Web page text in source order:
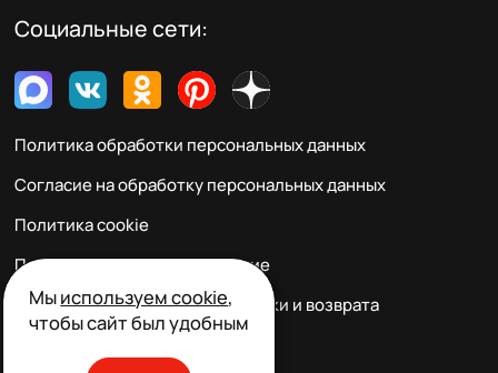
Социальные сети:
Политика обработки персональных данных
Согласие на обработку персональных данных
Политика cookie
Пользовательское соглашение
Правила заказа, оплаты, доставки и возврата
Мыиспользуем cookie,
чтобы сайт был удобным